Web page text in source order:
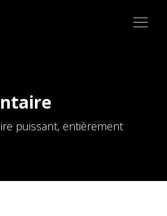
puissant, entièrement